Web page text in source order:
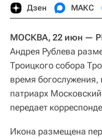
Дзен МАКС
МОСКВА, 22 июн —
Андрея Рублева
Троицкого собора
время богослужения,
патриарх
передает
Икона размещена